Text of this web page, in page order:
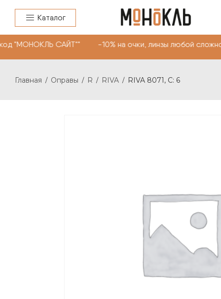
Каталог
САЙТ"" -10% на очки, линзы любой
Главная / Оправы / R / RIVA / RIVA 8071, С: 6